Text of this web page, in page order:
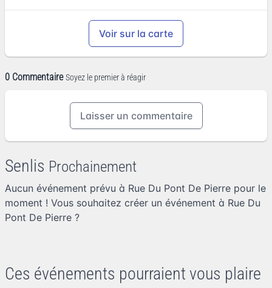
Voir sur la carte
0 Commentaire Soyez le premier à réagir
Laisser un commentaire
Senlis Prochainement
Aucun événement prévu à Rue Du Pont De Pierre pour le
moment ! Vous souhaitez créer un événement à Rue Du
Pont De Pierre ?
Ces événements pourraient vous plaire